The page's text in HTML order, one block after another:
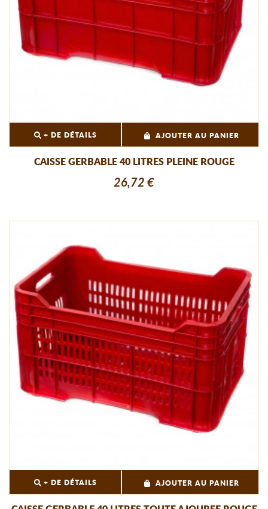
+ DE DÉTAILS AJOUTER AU PANIER
CAISSE GERBABLE 40 LITRES PLEINE ROUGE
26,72 €
+ DE DÉTAILS AJOUTER AU PANIER